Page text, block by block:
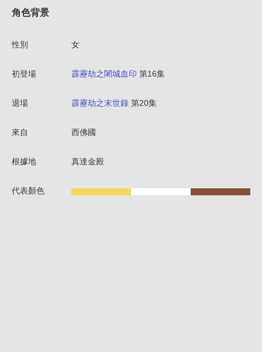
角色背景
性別 女
初登場 霹靂劫之闍城血印 第16集
退場 霹靂劫之末世錄 第20集
來自 西佛國
根據地 真達金殿
代表顏色